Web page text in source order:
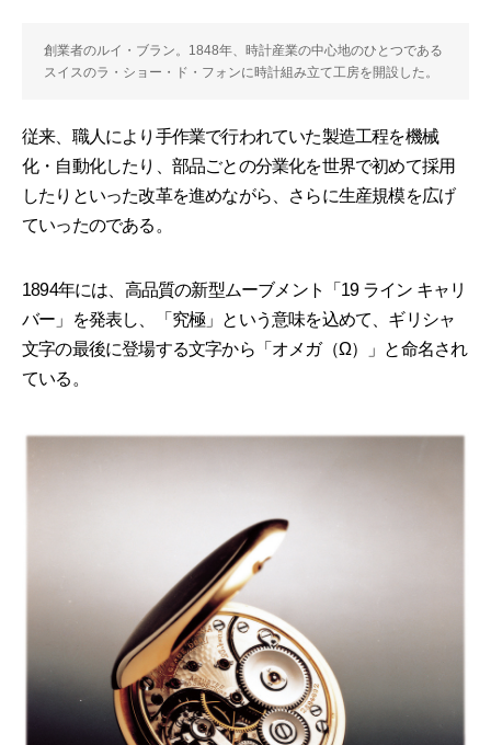
創業者のルイ・ブラン。1848年、時計産業の中心地のひとつである
スイスのラ・ショー・ド・フォンに時計組み立て工房を開設した。
従来、職人により手作業で行われていた製造工程を機械
化・自動化したり、部品ごとの分業化を世界で初めて採用
したりといった改革を進めながら、さらに生産規模を広げ
ていったのである。
1894年には、高品質の新型ムーブメント「19 ライン キャリ
バー」を発表し、「究極」という意味を込めて、ギリシャ
文字の最後に登場する文字から「オメガ（Ω）」と命名され
ている。